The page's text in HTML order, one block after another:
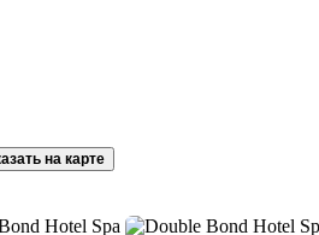
на карте